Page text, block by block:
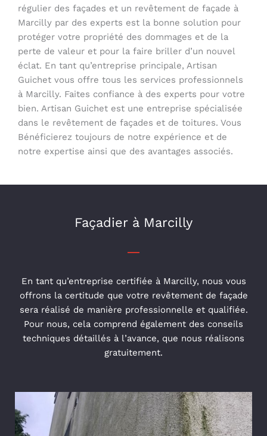
régulier des façades et un revêtement de façade à
Marcilly par des experts est la bonne solution pour
protéger votre propriété des dommages et de la
perte de valeur et pour la faire briller d’un nouvel
éclat. En tant qu’entreprise principale, Artisan
Guichet vous offre tous les services professionnels
à Marcilly. Faites confiance à des experts pour votre
bien. Artisan Guichet est une entreprise spécialisée
dans le revêtement de façades et de toitures. Vous
Bénéficierez toujours de notre expérience et de
notre expertise ainsi que des avantages associés.
Façadier à Marcilly
En tant qu’entreprise certifiée à Marcilly, nous vous
offrons la certitude que votre revêtement de façade
sera réalisé de manière professionnelle et qualifiée.
Pour nous, cela comprend également des conseils
techniques détaillés à l’avance, que nous réalisons
gratuitement.